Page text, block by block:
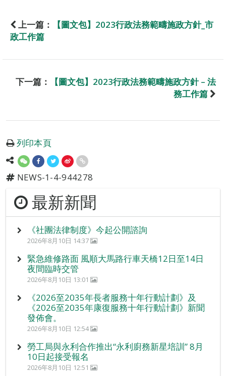
上一篇：
【圖文包】2023行政法務範疇施政方針_市
政工作篇
下一篇：
【圖文包】2023行政法務範疇施政方針 – 法
務工作篇
列印本頁
NEWS-1-4-944278
最新新聞
《社團法律制度》今起公開諮詢
2026年8月10日 14:37
緊急維修路面 風順大馬路行車天橋12日至14日
夜間臨時交管
2026年8月10日 13:01
《2026至2035年長者服務十年行動計劃》及
《2026至2035年康復服務十年行動計劃》新聞
發佈會。
2026年8月10日 12:54
勞工局與永利合作推出“永利廚務新星培訓” 8月
10日起接受報名
2026年8月10日 12:51